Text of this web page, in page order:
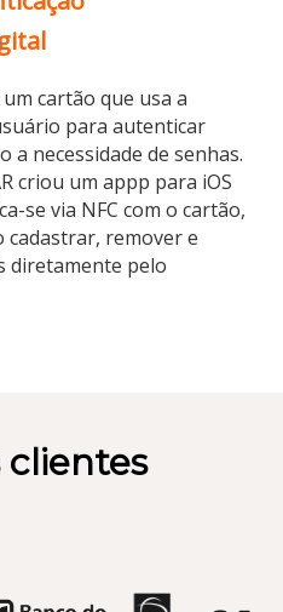
cartão que usa a
para autenticar
a necessidade de senhas.
criou um appp para iOS
se via NFC com o cartão,
remover e
diretamente pelo
clientes